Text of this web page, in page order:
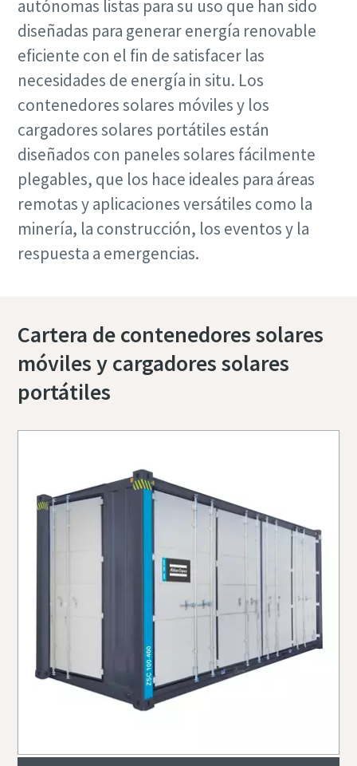
autónomas listas para su uso que han sido
diseñadas para generar energía renovable
eficiente con el fin de satisfacer las
necesidades de energía in situ. Los
contenedores solares móviles y los
cargadores solares portátiles están
diseñados con paneles solares fácilmente
plegables, que los hace ideales para áreas
remotas y aplicaciones versátiles como la
minería, la construcción, los eventos y la
respuesta a emergencias.
Cartera de contenedores solares
móviles y cargadores solares
portátiles